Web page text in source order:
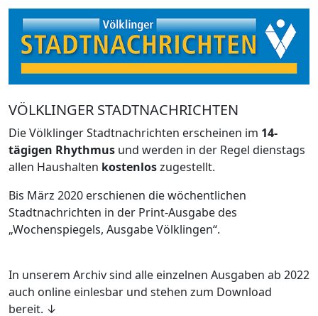
VÖLKLINGER STADTNACHRICHTEN
Die Völklinger Stadtnachrichten erscheinen im 14-
tägigen Rhythmus und werden in der Regel dienstags
allen Haushalten kostenloszugestellt.
Bis März 2020 erschienen die wöchentlichen
Stadtnachrichten in der Print-Ausgabe des
„Wochenspiegels, Ausgabe Völklingen“.
In unserem Archiv sind alle einzelnen Ausgaben ab 2022
auch online einlesbar und stehen zum Download
bereit. ↓